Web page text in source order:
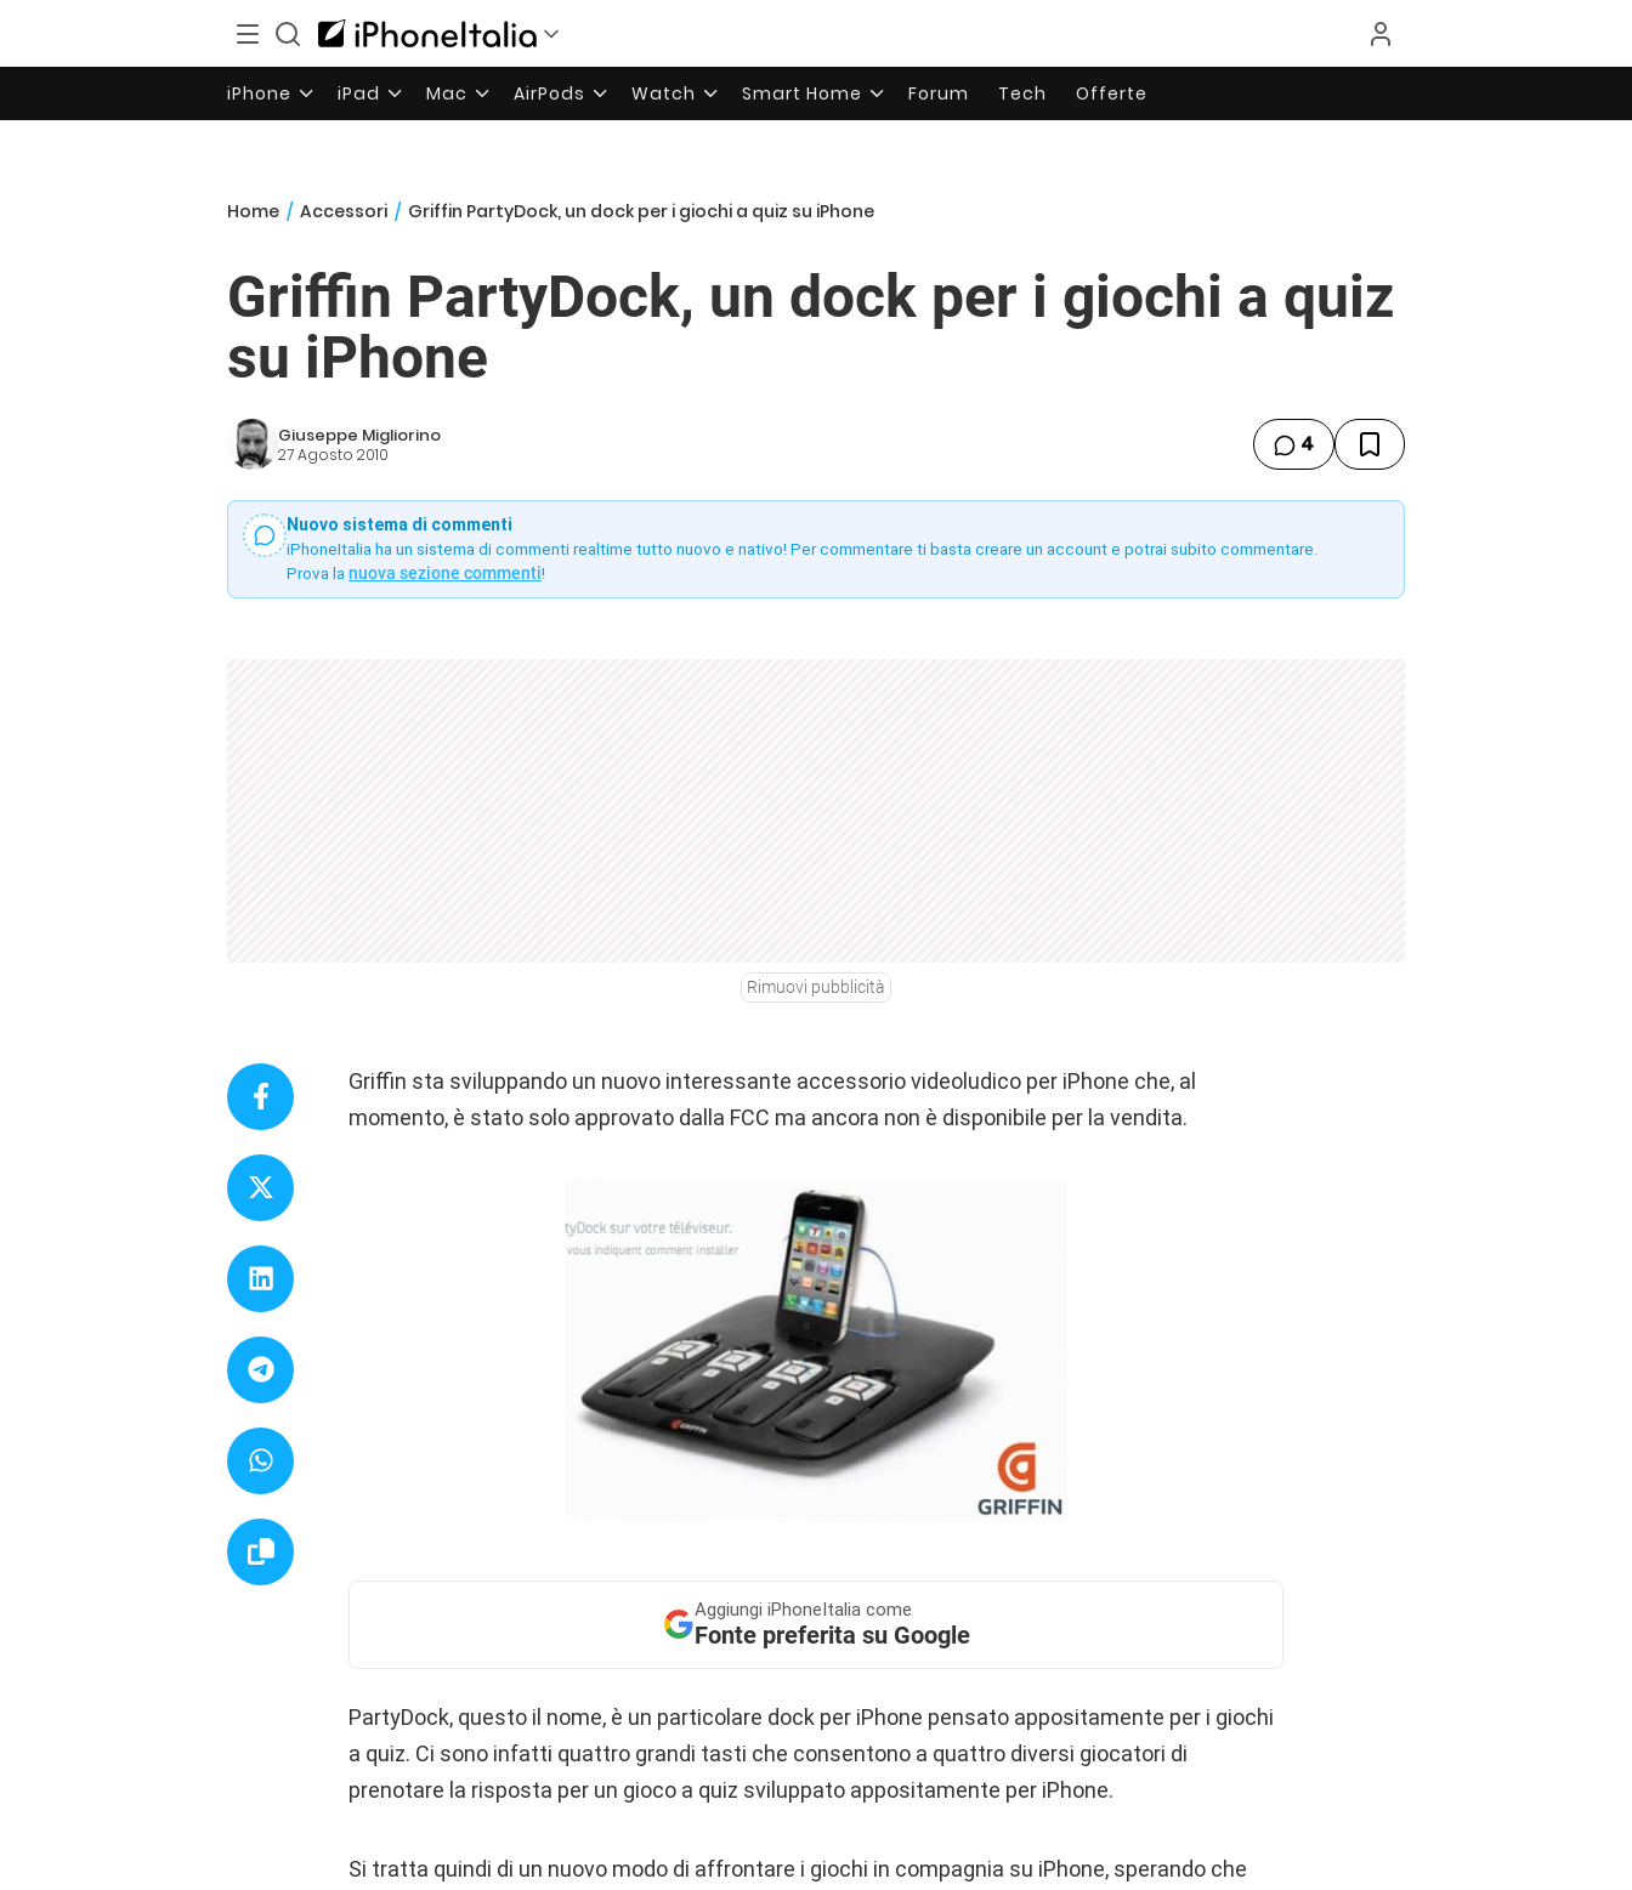
iPhone iPad Mac AirPods Watch Smart Home Forum Tech Offerte
Home / Accessori / Griffin PartyDock, un dock per i giochi a quiz su iPhone
Griffin PartyDock, un dock per i giochi a quiz
su iPhone
Giuseppe Migliorino
27 Agosto 2010 4
Nuovo sistema di commenti
iPhoneItalia ha un sistema di commenti realtime tutto nuovo e nativo! Per commentare ti basta creare un account e potrai subito commentare.
Prova la nuova sezione commenti!
Rimuovi pubblicità
Griffin sta sviluppando un nuovo interessante accessorio videoludico per iPhone che, al
momento, è stato solo approvato dalla FCC ma ancora non è disponibile per la vendita.
Aggiungi iPhoneItalia come
Fonte preferita su Google
PartyDock, questo il nome, è un particolare dock per iPhone pensato appositamente per i giochi
a quiz. Ci sono infatti quattro grandi tasti che consentono a quattro diversi giocatori di
prenotare la risposta per un gioco a quiz sviluppato appositamente per iPhone.
Si tratta quindi di un nuovo modo di affrontare i giochi in compagnia su iPhone, sperando che